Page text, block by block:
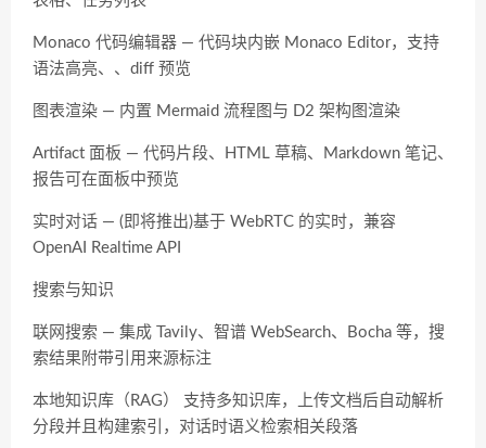
Monaco 代码编辑器 — 代码块内嵌 Monaco Editor，支持
语法高亮、、diff 预览
图表渲染 — 内置 Mermaid 流程图与 D2 架构图渲染
Artifact 面板 — 代码片段、HTML 草稿、Markdown 笔记、
报告可在面板中预览
实时对话 — (即将推出)基于 WebRTC 的实时，兼容
OpenAI Realtime API
搜索与知识
联网搜索 — 集成 Tavily、智谱 WebSearch、Bocha 等，搜
索结果附带引用来源标注
本地知识库（RAG） 支持多知识库，上传文档后自动解析
分段并且构建索引，对话时语义检索相关段落